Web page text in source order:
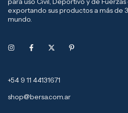
exportando sus productos a más de
mundo.
+54 9 11 44131671
shop@bersa.com.ar